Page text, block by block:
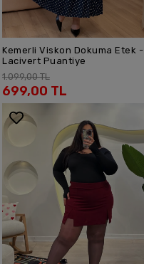
SEPETE EKLE
Kemerli Viskon Dokuma Etek -
Lacivert Puantiye
1.099,00 TL
699,00 TL